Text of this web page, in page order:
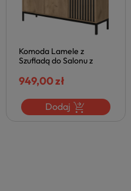
Komoda Lamele z
Szufladą do Salonu z
Dąb Craft Czarna Loft
949,00 zł
Dodaj